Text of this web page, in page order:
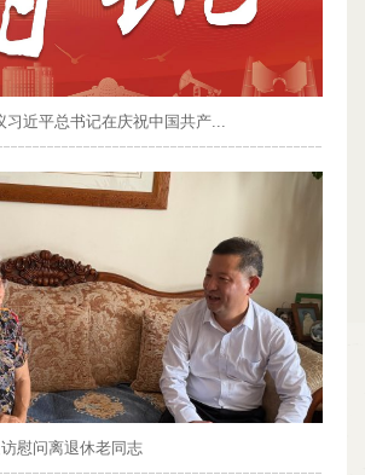
近平总书记在庆祝中国共产...
慰问离退休老同志